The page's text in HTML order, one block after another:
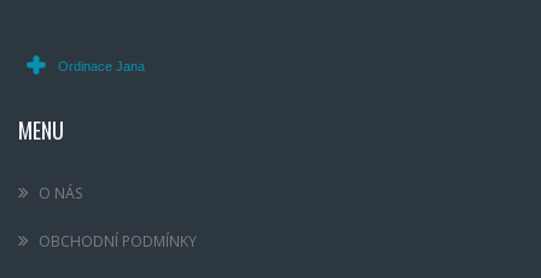
MENU
O NÁS
OBCHODNÍ PODMÍNKY